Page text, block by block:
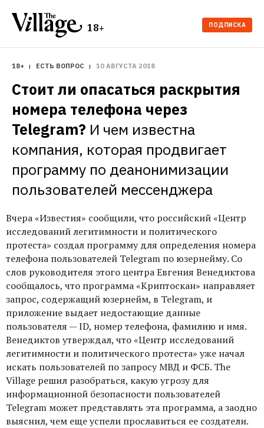
18+ ПОДПИСКА
18+ ЕСТЬ ВОПРОС 10 АВГУСТА 2018
Стоит ли опасаться раскрытия
номера телефона через
Telegram? И чем известна
компания, которая продвигает
программу по деанонимизации
пользователей мессенджера
Вчера «Известия» сообщили, что российский «Центр
исследований легитимности и политического
протеста» создал программу для определения номера
телефона пользователей Telegram по юзернейму. Со
слов руководителя этого центра Евгения Венедиктова
сообщалось, что программа «Криптоскан» направляет
запрос, содержащий юзернейм, в Telegram, и
приложение выдает недостающие данные
пользователя — ID, номер телефона, фамилию и имя.
Венедиктов утверждал, что «Центр исследований
легитимности и политического протеста» уже начал
искать пользователей по запросу МВД и ФСБ. The
Village решил разобраться, какую угрозу для
информационной безопасности пользователей
Telegram может представлять эта программа, а заодно
выяснил, чем еще успели прославиться ее создатели.